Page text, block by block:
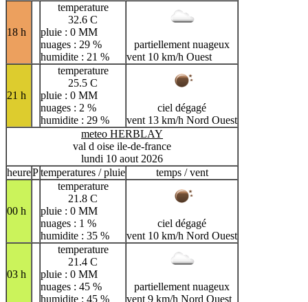
18 h
temperature
32.6 C
pluie : 0 MM
nuages : 29 %
humidite : 21 %
partiellement nuageux
vent 10 km/h Ouest
21 h
temperature
25.5 C
pluie : 0 MM
nuages : 2 %
humidite : 29 %
ciel dégagé
vent 13 km/h Nord Ouest
meteo HERBLAY
val d oise ile-de-france
lundi 10 aout 2026
heurePtemperatures / pluie temps / vent
00 h
temperature
21.8 C
pluie : 0 MM
nuages : 1 %
humidite : 35 %
ciel dégagé
vent 10 km/h Nord Ouest
03 h
temperature
21.4 C
pluie : 0 MM
nuages : 45 %
humidite : 45 %
partiellement nuageux
vent 9 km/h Nord Ouest